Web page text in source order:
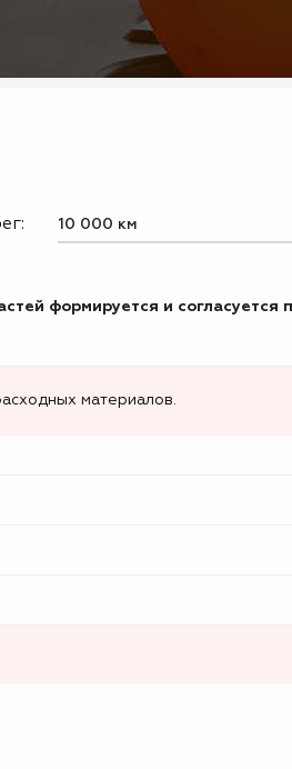
формируется и согласуется
материалов.